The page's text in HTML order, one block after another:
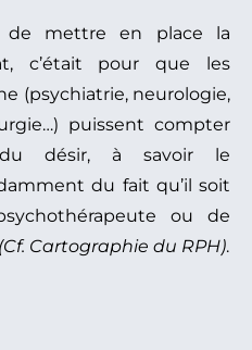
de mettre en place la
c’était pour que les
(psychiatrie, neurologie,
puissent compter
désir, à savoir le
du fait qu’il soit
ou de
(Cf. Cartographie du RPH).